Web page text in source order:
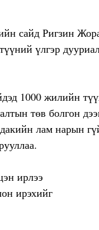
Ригзин
үлгэр
1000 жилийн
төв болгон
лам нарын
ирэхийг